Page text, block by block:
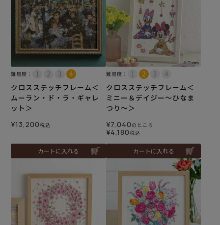
難易度：
クロスステッチフレーム＜
ムーラン・ド・ラ・ギャレ
ット＞
¥13,200税込
カートに入れる
難易度：
クロスステッチフレーム＜
ミニー＆デイジー～ひなま
つり～＞
¥7,040 のところ
¥4,180税込
カートに入れる